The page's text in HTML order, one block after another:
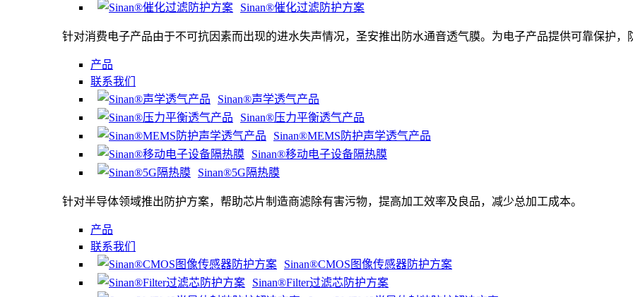
Sinan®催化过滤防护方案
针对消费电子产品由于不可抗因素而出现的进水失声情况，圣安推出防水通音透气膜。为电子产品提供可靠保护
产品
联系我们
Sinan®声学透气产品
Sinan®压力平衡透气产品
Sinan®MEMS防护声学透气产品
Sinan®移动电子设备隔热膜
Sinan®5G隔热膜
针对半导体领域推出防护方案，帮助芯片制造商滤除有害污物，提高加工效率及良品，减少总加工成本。
产品
联系我们
Sinan®CMOS图像传感器防护方案
Sinan®Filter过滤芯防护方案